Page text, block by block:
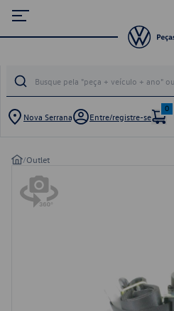
Nova Serrana Entre/registre-se
0
/Outlet